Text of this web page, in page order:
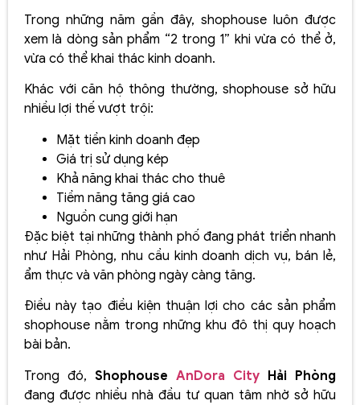
Trong những năm gần đây, shophouse luôn được
xem là dòng sản phẩm “2 trong 1” khi vừa có thể ở,
vừa có thể khai thác kinh doanh.
Khác với căn hộ thông thường, shophouse sở hữu
nhiều lợi thế vượt trội:
Mặt tiền kinh doanh đẹp
Giá trị sử dụng kép
Khả năng khai thác cho thuê
Tiềm năng tăng giá cao
Nguồn cung giới hạn
Đặc biệt tại những thành phố đang phát triển nhanh
như Hải Phòng, nhu cầu kinh doanh dịch vụ, bán lẻ,
ẩm thực và văn phòng ngày càng tăng.
Điều này tạo điều kiện thuận lợi cho các sản phẩm
shophouse nằm trong những khu đô thị quy hoạch
bài bản.
Trong đó, Shophouse AnDora City Hải Phòng
đang được nhiều nhà đầu tư quan tâm nhờ sở hữu